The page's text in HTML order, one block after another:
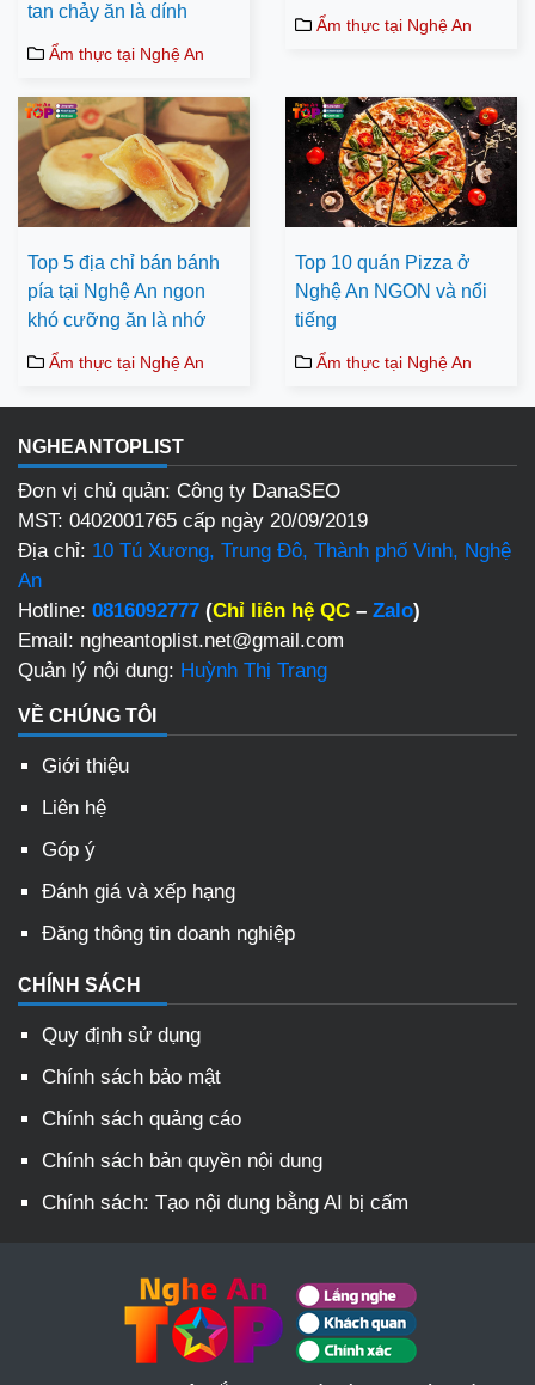
tan chảy ăn là dính
Ẩm thực tại Nghệ An
Ẩm thực tại Nghệ An
Top 5 địa chỉ bán bánh
pía tại Nghệ An ngon
khó cưỡng ăn là nhớ
Ẩm thực tại Nghệ An
Top 10 quán Pizza ở
Nghệ An NGON và nổi
tiếng
Ẩm thực tại Nghệ An
NGHEANTOPLIST
Đơn vị chủ quản: Công ty DanaSEO
MST: 0402001765 cấp ngày 20/09/2019
Địa chỉ: 10 Tú Xương, Trung Đô, Thành phố Vinh, Nghệ
An
Hotline: 0816092777 (Chỉ liên hệ QC – Zalo)
Email: ngheantoplist.net@gmail.com
Quản lý nội dung: Huỳnh Thị Trang
VỀ CHÚNG TÔI
Giới thiệu
Liên hệ
Góp ý
Đánh giá và xếp hạng
Đăng thông tin doanh nghiệp
CHÍNH SÁCH
Quy định sử dụng
Chính sách bảo mật
Chính sách quảng cáo
Chính sách bản quyền nội dung
Chính sách: Tạo nội dung bằng AI bị cấm